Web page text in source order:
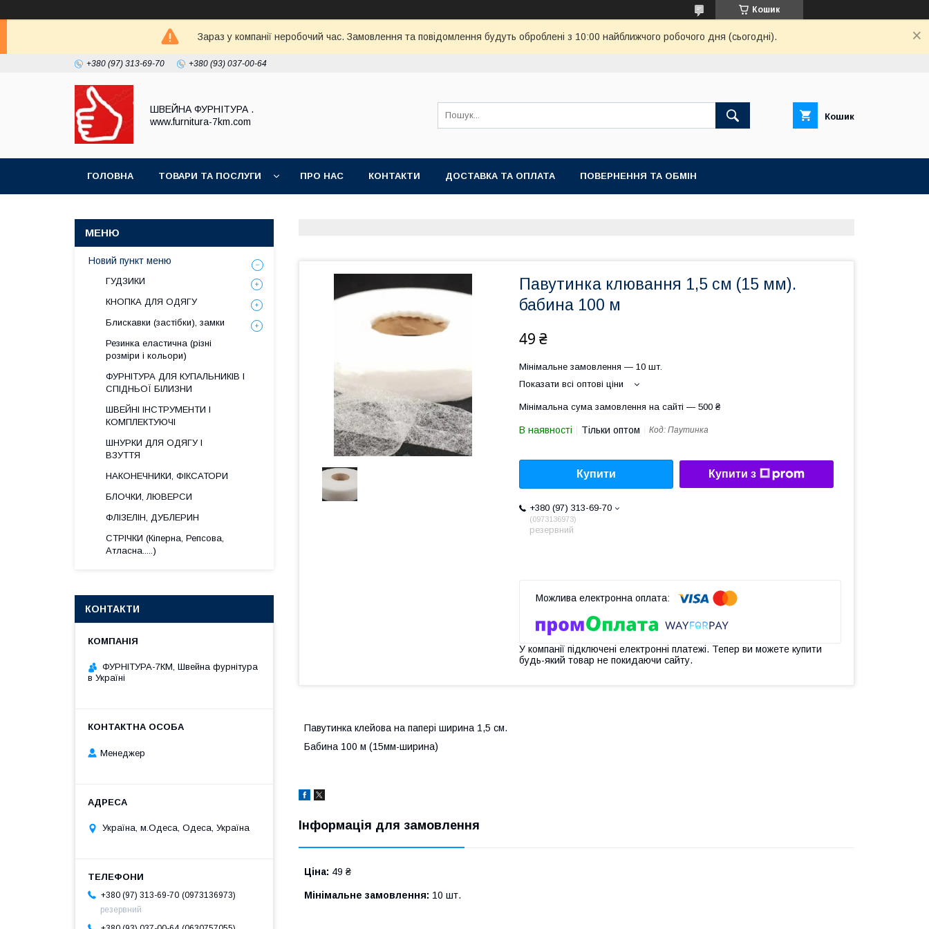
Кошик
Зараз у компанії неробочий час. Замовлення та повідомлення будуть оброблені з 10:00 найближчого робочого дня (сьогодні).
+380 (97) 313-69-70 +380 (93) 037-00-64
ШВЕЙНА ФУРНІТУРА .
www.furnitura-7km.com
Кошик
ГОЛОВНА ТОВАРИ ТА ПОСЛУГИ ПРО НАС КОНТАКТИ ДОСТАВКА ТА ОПЛАТА ПОВЕРНЕННЯ ТА ОБМІН
Павутинка клювання 1,5 см (15 мм).
бабина 100 м
49 ₴
Мінімальне замовлення — 10 шт.
Показати всі оптові ціни
Мінімальна сума замовлення на сайті — 500 ₴
В наявності Тільки оптом Код: Паутинка
Купити Купити з
+380 (97) 313-69-70
0973136973
резервний
У компанії підключені електронні платежі. Тепер ви можете купити
будь-який товар не покидаючи сайту.
Павутинка клейова на папері ширина 1,5 см.
Бабина 100 м (15мм-ширина)
Інформація для замовлення
Ціна: 49 ₴
Мінімальне замовлення: 10 шт.
Новий пункт меню
ГУДЗИКИ
КНОПКА ДЛЯ ОДЯГУ
Блискавки (застібки), замки
Резинка еластична (різні
розміри і кольори)
ФУРНІТУРА ДЛЯ КУПАЛЬНИКІВ І
СПІДНЬОЇ БІЛИЗНИ
ШВЕЙНІ ІНСТРУМЕНТИ І
КОМПЛЕКТУЮЧІ
ШНУРКИ ДЛЯ ОДЯГУ І
ВЗУТТЯ
НАКОНЕЧНИКИ, ФІКСАТОРИ
БЛОЧКИ, ЛЮВЕРСИ
ФЛІЗЕЛІН, ДУБЛЕРИН
СТРІЧКИ (Кіперна, Репсова,
Атласна.....)
КОНТАКТИ
ФУРНІТУРА-7КМ, Швейна фурнітура
в Україні
Менеджер
Україна, м.Одеса, Одеса, Україна
+380 (97) 313-69-70 0973136973
резервний